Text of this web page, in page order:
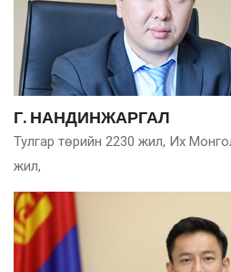
Г. НАНДИНЖАРГАЛ
Тулгаp төрийн 2230 жил, Их
жил,